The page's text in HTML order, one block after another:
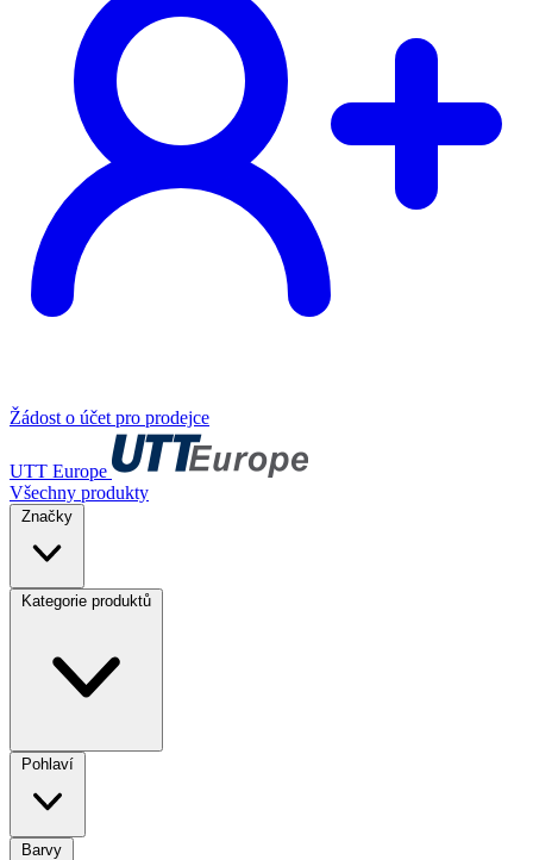
Žádost o účet pro prodejce
UTT Europe
Všechny produkty
Značky
Kategorie produktů
Pohlaví
Barvy